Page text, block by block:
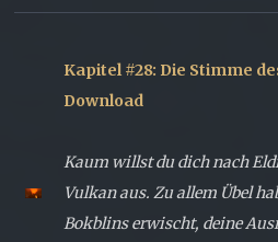
Kapitel #28: Die Stimme
Download
Kaum willst du dich nach
Vulkan aus. Zu allem Übel
Bokblins erwischt, deine